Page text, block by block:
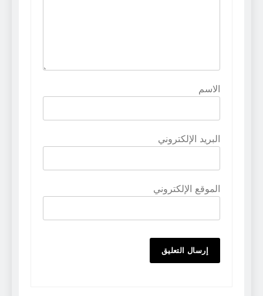
الاسم
البريد الإلكتروني
الموقع الإلكتروني